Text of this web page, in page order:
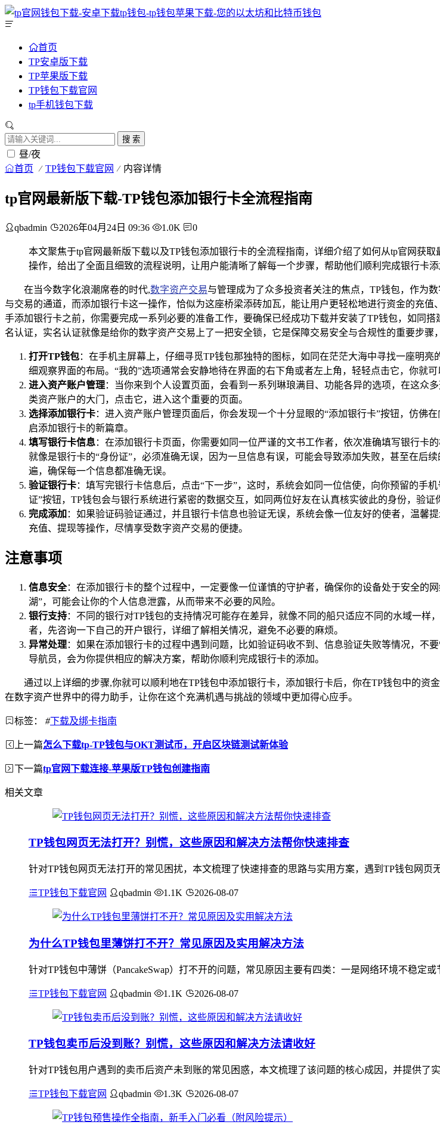
首页
TP安卓版下载
TP苹果版下载
TP钱包下载官网
tp手机钱包下载
搜 索
昼/夜
首页 TP钱包下载官网 内容详情
tp官网最新版下载-TP钱包添加银行卡全流程指南
qbadmin 2026年04月24日 09:36 1.0K 0
本文聚焦于tp官网最新版下载以及TP钱包添加银行卡的全流程指南，详细介绍了如何从tp官网获
操作，给出了全面且细致的流程说明，让用户能清晰了解每一个步骤，帮助他们顺利完成银行卡
在当今数字化浪潮席卷的时代,数字资产交易与管理成为了众多投资者关注的焦点，TP钱包，作为
与交易的通道，而添加银行卡这一操作，恰似为这座桥梁添砖加瓦，能让用户更轻松地进行资金的充
手添加银行卡之前，你需要完成一系列必要的准备工作，要确保已经成功下载并安装了TP钱包，如同
名认证，实名认证就像是给你的数字资产交易上了一把安全锁，它是保障交易安全与合规性的重要步
打开TP钱包：在手机主屏幕上，仔细寻觅TP钱包那独特的图标，如同在茫茫大海中寻找一座明
细观察界面的布局。“我的”选项通常会安静地待在界面的右下角或者左上角，轻轻点击它，你就可
进入资产账户管理：当你来到个人设置页面，会看到一系列琳琅满目、功能各异的选项，在这众
类资产账户的大门，点击它，进入这个重要的页面。
选择添加银行卡：进入资产账户管理页面后，你会发现一个十分显眼的“添加银行卡”按钮，仿佛
启添加银行卡的新篇章。
填写银行卡信息：在添加银行卡页面，你需要如同一位严谨的文书工作者，依次准确填写银行卡
就像是银行卡的“身份证”，必须准确无误，因为一旦信息有误，可能会导致添加失败，甚至在后
遍，确保每一个信息都准确无误。
验证银行卡：填写完银行卡信息后，点击“下一步”，这时，系统会如同一位信使，向你预留的手
证”按钮，TP钱包会与银行系统进行紧密的数据交互，如同两位好友在认真核实彼此的身份，验证
完成添加 ：如果验证码验证通过，并且银行卡信息也验证无误，系统会像一位友好的使者，温
充值、提现等操作，尽情享受数字资产交易的便捷。
注意事项
信息安全：在添加银行卡的整个过程中，一定要像一位谨慎的守护者，确保你的设备处于安全的
湖”，可能会让你的个人信息泄露，从而带来不必要的风险。
银行支持：不同的银行对TP钱包的支持情况可能存在差异，就像不同的船只适应不同的水域一
者，先咨询一下自己的开户银行，详细了解相关情况，避免不必要的麻烦。
异常处理：如果在添加银行卡的过程中遇到问题，比如验证码收不到、信息验证失败等情况，不
导航员，会为你提供相应的解决方案，帮助你顺利完成银行卡的添加。
通过以上详细的步骤,你就可以顺利地在TP钱包中添加银行卡，添加银行卡后，你在TP钱包中的
在数字资产世界中的得力助手，让你在这个充满机遇与挑战的领域中更加得心应手。
标签： #下载及绑卡指南
上一篇怎么下载tp-TP钱包与OKT测试币，开启区块链测试新体验
下一篇tp官网下载连接-苹果版TP钱包创建指南
相关文章
TP钱包网页无法打开？别慌，这些原因和解决方法帮你快速排查
针对TP钱包网页无法打开的常见困扰，本文梳理了快速排查的思路与实用方案，遇到TP钱包网
TP钱包下载官网 qbadmin 1.1K 2026-08-07
为什么TP钱包里薄饼打不开？常见原因及实用解决方法
针对TP钱包中薄饼（PancakeSwap）打不开的问题，常见原因主要有四类：一是网络环境不稳定
TP钱包下载官网 qbadmin 1.1K 2026-08-07
TP钱包卖币后没到账？别慌，这些原因和解决方法请收好
针对TP钱包用户遇到的卖币后资产未到账的常见困惑，本文梳理了该问题的核心成因，并提供
TP钱包下载官网 qbadmin 1.3K 2026-08-07